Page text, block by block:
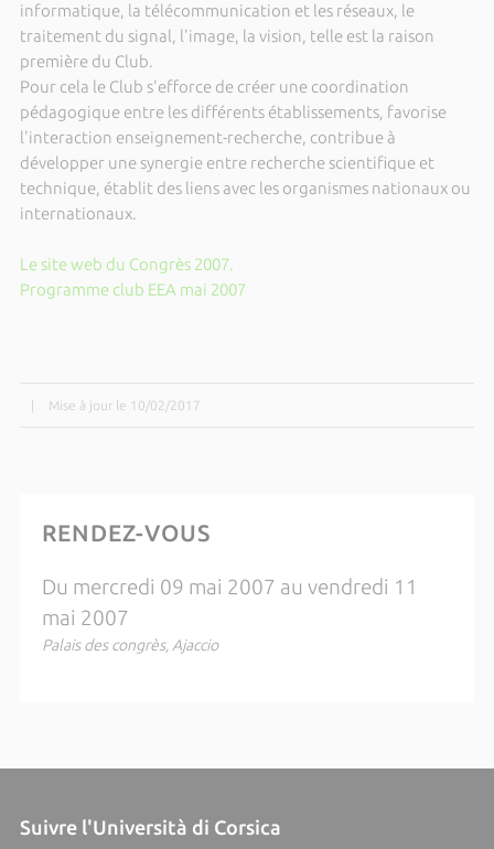
informatique, la télécommunication et les réseaux, le
traitement du signal, l'image, la vision, telle est la raison
première du Club.
Pour cela le Club s'efforce de créer une coordination
pédagogique entre les différents établissements, favorise
l'interaction enseignement-recherche, contribue à
développer une synergie entre recherche scientifique et
technique, établit des liens avec les organismes nationaux ou
internationaux.
Le site web du Congrès 2007.
Programme club EEA mai 2007
Mise à jour le 10/02/2017
RENDEZ-VOUS
Du mercredi 09 mai 2007 au vendredi 11
mai 2007
Palais des congrès, Ajaccio
Suivre l'Università di Corsica